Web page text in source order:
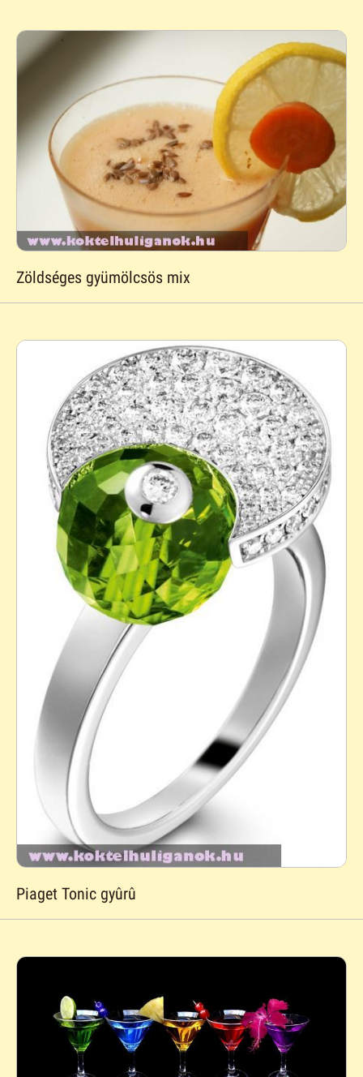
Zöldséges gyümölcsös mix
Piaget Tonic gyûrû